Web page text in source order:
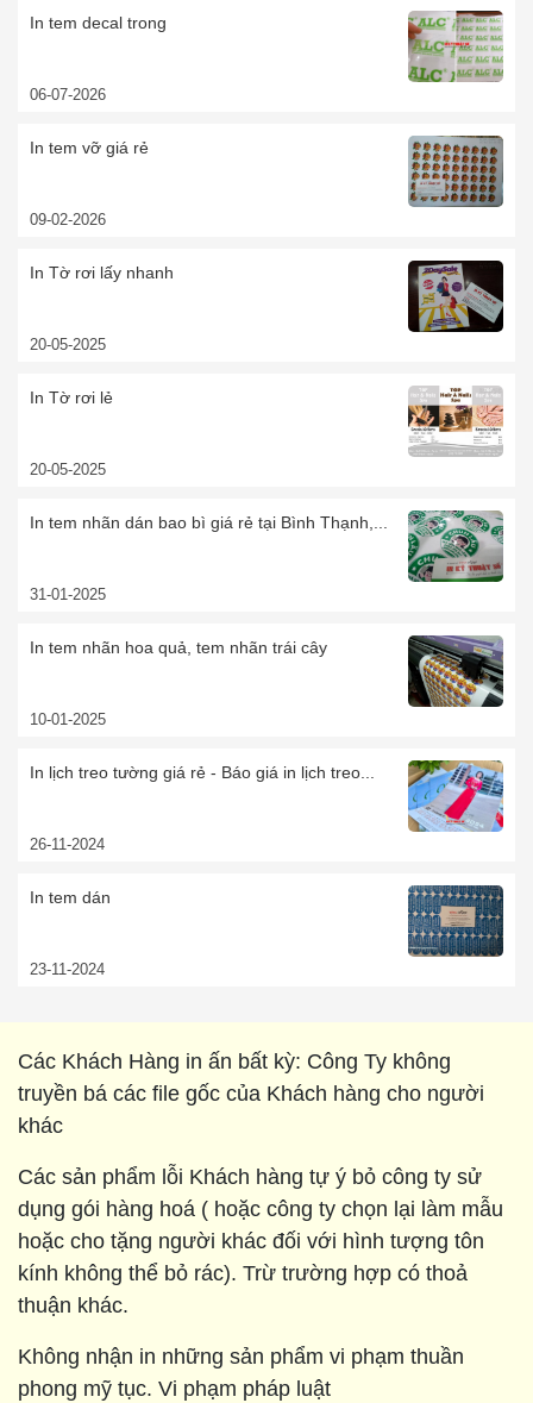
In tem decal trong
06-07-2026
In tem vỡ giá rẻ
09-02-2026
In Tờ rơi lấy nhanh
20-05-2025
In Tờ rơi lẻ
20-05-2025
In tem nhãn dán bao bì giá rẻ tại Bình Thạnh,...
31-01-2025
In tem nhãn hoa quả, tem nhãn trái cây
10-01-2025
In lịch treo tường giá rẻ - Báo giá in lịch treo...
26-11-2024
In tem dán
23-11-2024
Các Khách Hàng in ấn bất kỳ: Công Ty không
truyền bá các file gốc của Khách hàng cho người
khác
Các sản phẩm lỗi Khách hàng tự ý bỏ công ty sử
dụng gói hàng hoá ( hoặc công ty chọn lại làm mẫu
hoặc cho tặng người khác đối với hình tượng tôn
kính không thể bỏ rác). Trừ trường hợp có thoả
thuận khác.
Không nhận in những sản phẩm vi phạm thuần
phong mỹ tục. Vi phạm pháp luật